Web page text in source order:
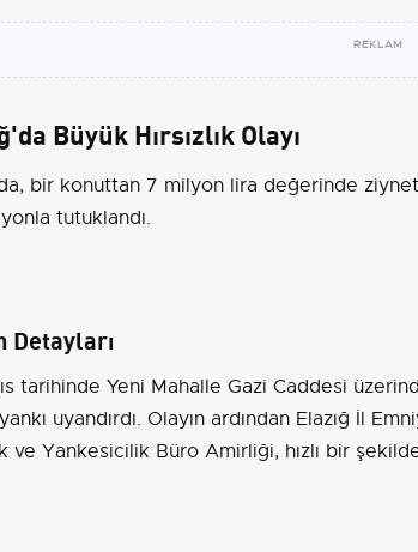
REKLAM
Büyük Hırsızlık Olayı
bir konuttan 7 milyon lira değerinde
tutuklandı.
Detayları
tarihinde Yeni Mahalle Gazi Caddesi
uyandırdı. Olayın ardından Elazığ İl
ve Yankesicilik Büro Amirliği, hızlı bir